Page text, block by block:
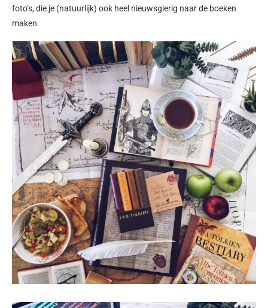
foto’s, die je (natuurlijk) ook heel nieuwsgierig naar de boeken
maken.